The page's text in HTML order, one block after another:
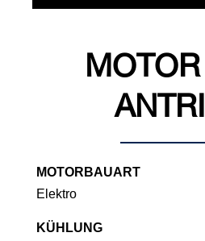
MOTORBAUART
Elektro
KÜHLUNG